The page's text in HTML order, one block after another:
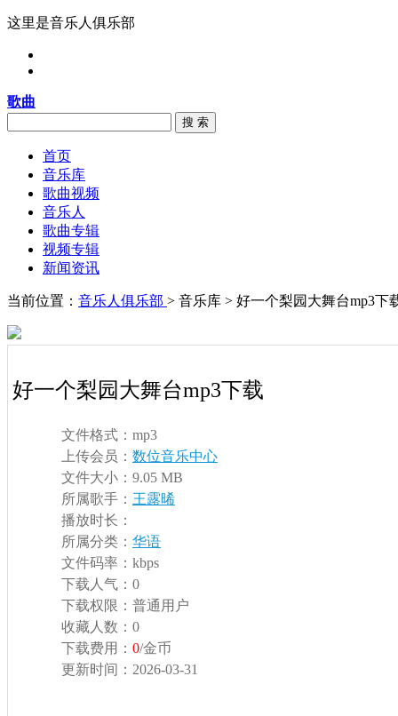
这里是音乐人俱乐部
歌曲
搜 索
首页
音乐库
歌曲视频
音乐人
歌曲专辑
视频专辑
新闻资讯
当前位置： 音乐人俱乐部 > 音乐库 > 好一个梨园大舞台mp3下
好一个梨园大舞台mp3下载
文件格式： mp3
上传会员： 数位音乐中心
文件大小： 9.05 MB
所属歌手： 王露晞
播放时长：
所属分类： 华语
文件码率： kbps
下载人气： 0
下载权限： 普通用户
收藏人数： 0
下载费用： 0/金币
更新时间： 2026-03-31